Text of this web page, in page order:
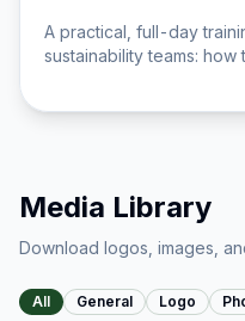
A practical, full-day
sustainability teams:
Media Library
Download logos, images,
All General Logo